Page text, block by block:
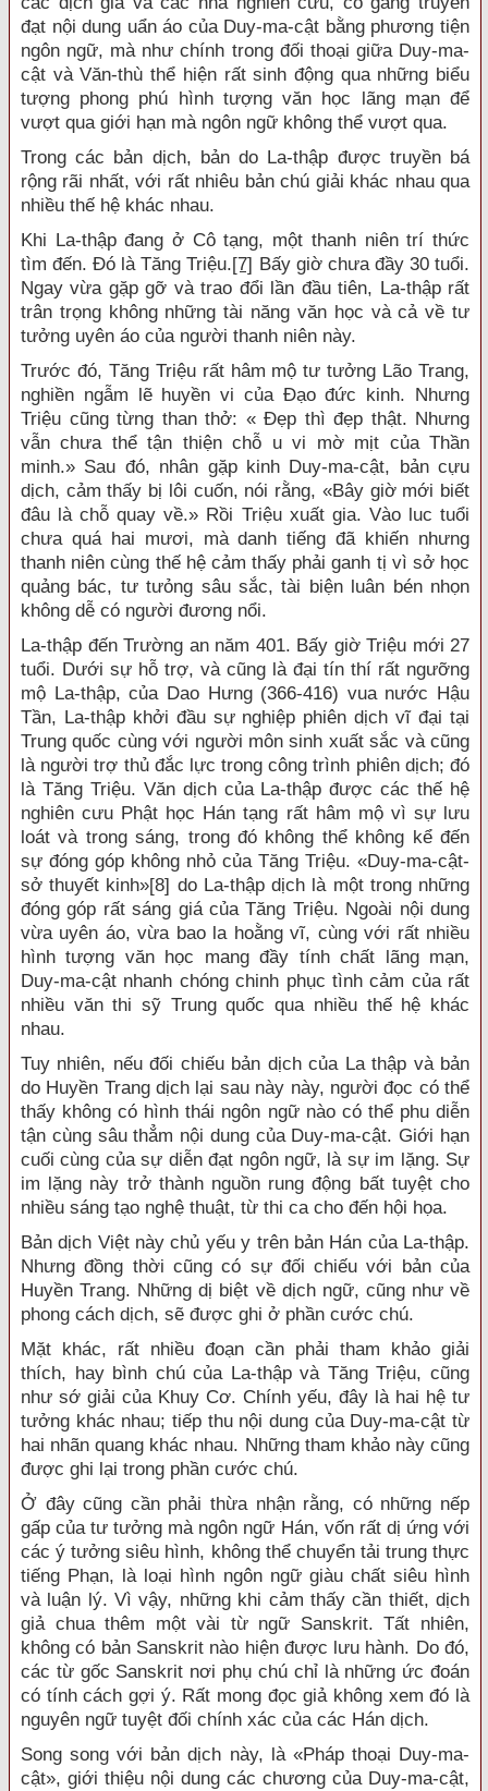
đạt nội dung uẩn áo của Duy-ma-cật bằng phương tiện
ngôn ngữ, mà như chính trong đối thoại giữa Duy-ma-
cật và Văn-thù thể hiện rất sinh động qua những biểu
tượng phong phú hình tượng văn học lãng mạn để
vượt qua giới hạn mà ngôn ngữ không thể vượt qua.
Trong các bản dịch, bản do La-thập được truyền bá
rộng rãi nhất, với rất nhiêu bản chú giải khác nhau qua
nhiều thế hệ khác nhau.
Khi La-thập đang ở Cô tạng, một thanh niên trí thức
tìm đến. Đó là Tăng Triệu.[7] Bấy giờ chưa đầy 30 tuổi.
Ngay vừa gặp gỡ và trao đổi lần đầu tiên, La-thập rất
trân trọng không những tài năng văn học và cả về tư
tưởng uyên áo của người thanh niên này.
Trước đó, Tăng Triệu rất hâm mộ tư tưởng Lão Trang,
nghiền ngẫm lẽ huyền vi của Đạo đức kinh. Nhưng
Triệu cũng từng than thở: « Đẹp thì đẹp thật. Nhưng
vẫn chưa thể tận thiện chỗ u vi mờ mịt của Thần
minh.» Sau đó, nhân gặp kinh Duy-ma-cật, bản cựu
dịch, cảm thấy bị lôi cuốn, nói rằng, «Bây giờ mới biết
đâu là chỗ quay về.» Rồi Triệu xuất gia. Vào luc tuổi
chưa quá hai mươi, mà danh tiếng đã khiến nhưng
thanh niên cùng thế hệ cảm thấy phải ganh tị vì sở học
quảng bác, tư tưỏng sâu sắc, tài biện luân bén nhọn
không dễ có người đương nổi.
La-thập đến Trường an năm 401. Bấy giờ Triệu mới 27
tuổi. Dưới sự hỗ trợ, và cũng là đại tín thí rất ngưỡng
mộ La-thập, của Dao Hưng (366-416) vua nước Hậu
Tần, La-thập khởi đầu sự nghiệp phiên dịch vĩ đại tại
Trung quốc cùng với người môn sinh xuất sắc và cũng
là người trợ thủ đắc lực trong công trình phiên dịch; đó
là Tăng Triệu. Văn dịch của La-thập được các thế hệ
nghiên cưu Phật học Hán tạng rất hâm mộ vì sự lưu
loát và trong sáng, trong đó không thể không kể đến
sự đóng góp không nhỏ của Tăng Triệu. «Duy-ma-cật-
sở thuyết kinh»[8] do La-thập dịch là một trong những
đóng góp rất sáng giá của Tăng Triệu. Ngoài nội dung
vừa uyên áo, vừa bao la hoằng vĩ, cùng với rất nhiều
hình tượng văn học mang đầy tính chất lãng mạn,
Duy-ma-cật nhanh chóng chinh phục tình cảm của rất
nhiều văn thi sỹ Trung quốc qua nhiều thế hệ khác
nhau.
Tuy nhiên, nếu đối chiếu bản dịch của La thập và bản
do Huyền Trang dịch lại sau này này, người đọc có thể
thấy không có hình thái ngôn ngữ nào có thể phu diễn
tận cùng sâu thẳm nội dung của Duy-ma-cật. Giới hạn
cuối cùng của sự diễn đạt ngôn ngữ, là sự im lặng. Sự
im lặng này trở thành nguồn rung động bất tuyệt cho
nhiều sáng tạo nghệ thuật, từ thi ca cho đến hội họa.
Bản dịch Việt này chủ yếu y trên bản Hán của La-thập.
Nhưng đồng thời cũng có sự đối chiếu với bản của
Huyền Trang. Những dị biệt về dịch ngữ, cũng như về
phong cách dịch, sẽ được ghi ở phần cước chú.
Mặt khác, rất nhiều đoạn cần phải tham khảo giải
thích, hay bình chú của La-thập và Tăng Triệu, cũng
như sớ giải của Khuy Cơ. Chính yếu, đây là hai hệ tư
tưởng khác nhau; tiếp thu nội dung của Duy-ma-cật từ
hai nhãn quang khác nhau. Những tham khảo này cũng
được ghi lại trong phần cước chú.
Ở đây cũng cần phải thừa nhận rằng, có những nếp
gấp của tư tưởng mà ngôn ngữ Hán, vốn rất dị ứng với
các ý tưởng siêu hình, không thể chuyển tải trung thực
tiếng Phạn, là loại hình ngôn ngữ giàu chất siêu hình
và luận lý. Vì vậy, những khi cảm thấy cần thiết, dịch
giả chua thêm một vài từ ngữ Sanskrit. Tất nhiên,
không có bản Sanskrit nào hiện được lưu hành. Do đó,
các từ gốc Sanskrit nơi phụ chú chỉ là những ức đoán
có tính cách gợi ý. Rất mong đọc giả không xem đó là
nguyên ngữ tuyệt đối chính xác của các Hán dịch.
Song song với bản dịch này, là «Pháp thoại Duy-ma-
cật», giới thiệu nội dung các chương của Duy-ma-cật,